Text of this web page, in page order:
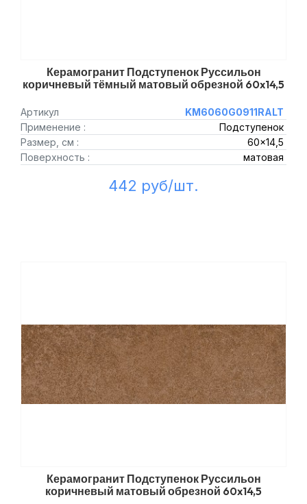
Керамогранит Подступенок Руссильон
коричневый тёмный матовый обрезной 60x14,5
Артикул
KM6060G0911RALT
Применение :
Подступенок
Размер, см :
60x14,5
Поверхность :
матовая
442 руб/шт.
Керамогранит Подступенок Руссильон
коричневый матовый обрезной 60x14,5